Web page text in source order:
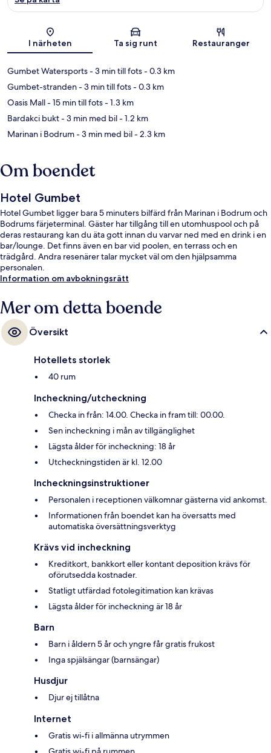
Karta
I närheten Ta sig runt Restauranger
Gumbet Watersports- 3 min till fots- 0.3 km
Gumbet-stranden- 3 min till fots- 0.3 km
Oasis Mall- 15 min till fots- 1.3 km
Bardakci bukt- 3 min med bil- 1.2 km
Marinan i Bodrum- 3 min med bil- 2.3 km
Om boendet
Hotel Gumbet
Hotel Gumbet ligger bara 5 minuters bilfärd från Marinan i Bodrum och
Bodrums färjeterminal. Gäster har tillgång till en utomhuspool och på
deras restaurang kan du äta gott innan du varvar ned med en drink i en
bar/lounge. Det finns även en bar vid poolen, en terrass och en
trädgård. Andra resenärer talar mycket väl om den hjälpsamma
personalen.
Information om avbokningsrätt
Mer om detta boende
Översikt
Hotellets storlek
40 rum
Incheckning/utcheckning
Checka in från: 14.00. Checka in fram till: 00.00.
Sen incheckning i mån av tillgänglighet
Lägsta ålder för incheckning: 18 år
Utcheckningstiden är kl. 12.00
Incheckningsinstruktioner
Personalen i receptionen välkomnar gästerna vid ankomst.
Informationen från boendet kan ha översatts med
automatiska översättningsverktyg
Krävs vid incheckning
Kreditkort, bankkort eller kontant deposition krävs för
oförutsedda kostnader.
Statligt utfärdad fotolegitimation kan krävas
Lägsta ålder för incheckning är 18 år
Barn
Barn i åldern 5 år och yngre får gratis frukost
Inga spjälsängar (barnsängar)
Husdjur
Djur ej tillåtna
Internet
Gratis wi-fi i allmänna utrymmen